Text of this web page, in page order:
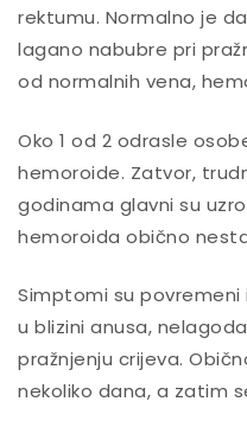
rektumu. Normalno je
lagano nabubre pri
od normalnih vena,
Oko 1 od 2 odrasle
hemoroide. Zatvor,
godinama glavni su
hemoroida obično
Simptomi su povremeni
u blizini anusa,
pražnjenju crijeva.
nekoliko dana, a zatim